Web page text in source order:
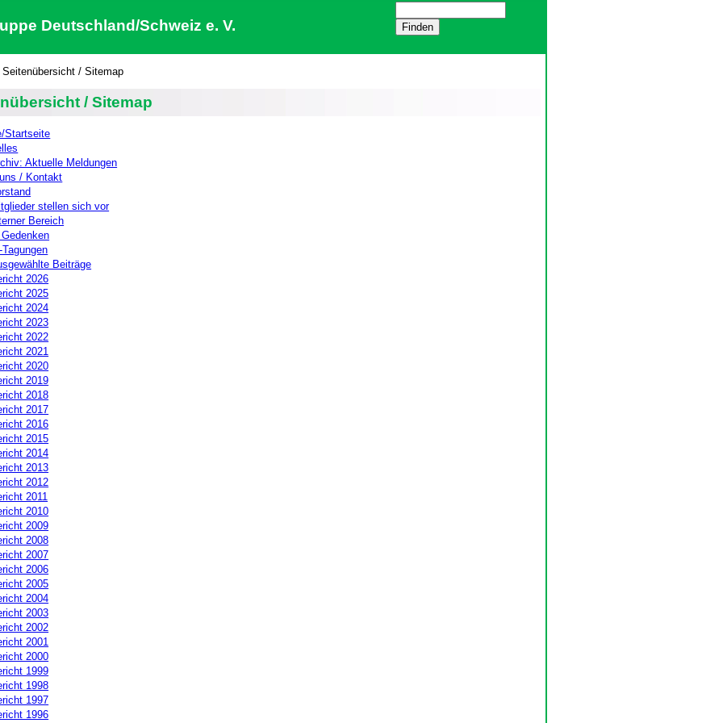
Deutschland/Schweiz e. V.
Seitenübersicht / Sitemap
/ Sitemap
Startseite
Aktuelle Meldungen
/ Kontakt
stellen sich vor
Bereich
Gedenken
Tagungen
Beiträge
2026
2025
2024
2023
2022
2021
2020
2019
2018
2017
2016
2015
2014
2013
2012
2011
2010
2009
2008
2007
2006
2005
2004
2003
2002
2001
2000
1999
1998
1997
1996